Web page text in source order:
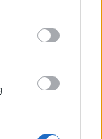
below Google
de
kupa
nem a
és nem